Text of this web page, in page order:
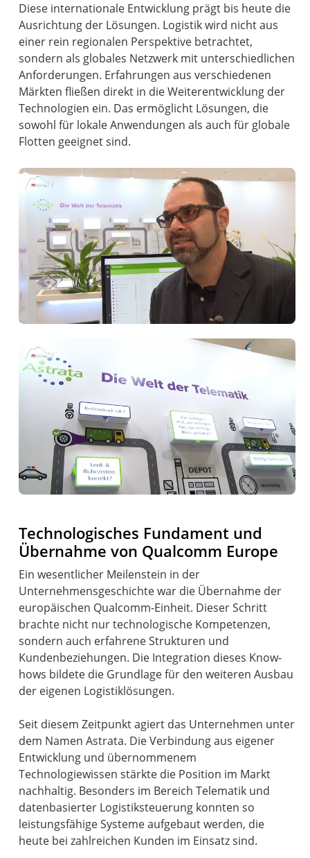
Diese internationale Entwicklung prägt bis heute die
Ausrichtung der Lösungen. Logistik wird nicht aus
einer rein regionalen Perspektive betrachtet,
sondern als globales Netzwerk mit unterschiedlichen
Anforderungen. Erfahrungen aus verschiedenen
Märkten fließen direkt in die Weiterentwicklung der
Technologien ein. Das ermöglicht Lösungen, die
sowohl für lokale Anwendungen als auch für globale
Flotten geeignet sind.
Technologisches Fundament und
Übernahme von Qualcomm Europe
Ein wesentlicher Meilenstein in der
Unternehmensgeschichte war die Übernahme der
europäischen Qualcomm-Einheit. Dieser Schritt
brachte nicht nur technologische Kompetenzen,
sondern auch erfahrene Strukturen und
Kundenbeziehungen. Die Integration dieses Know-
hows bildete die Grundlage für den weiteren Ausbau
der eigenen Logistiklösungen.
Seit diesem Zeitpunkt agiert das Unternehmen unter
dem Namen Astrata. Die Verbindung aus eigener
Entwicklung und übernommenem
Technologiewissen stärkte die Position im Markt
nachhaltig. Besonders im Bereich Telematik und
datenbasierter Logistiksteuerung konnten so
leistungsfähige Systeme aufgebaut werden, die
heute bei zahlreichen Kunden im Einsatz sind.